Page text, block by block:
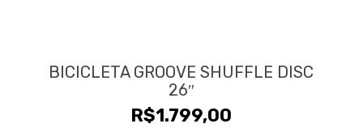
BICICLETA GROOVE SHUFFLE DISC
26″
R$1.799,00